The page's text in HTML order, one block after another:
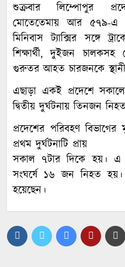
শুক্রবার লিম্পোপুর
মোতেতেমায় আর ৫৭৯-এ
মিনিবাস ট্যাক্সির সঙ্গে
শিক্ষার্থী, দুইজন
গুরুতর আহত চারজনকে
এছাড়া একই প্রদেশে
দ্বিতীয় দুর্ঘটনায় তিনজন
প্রদেশের পরিবহণ বিভাগের
প্রথম দুর্ঘটনাটি প্রায়
সকাল ৭টার দিকে হয়। এ
সংঘর্ষে ১৬ জন নিহত হয়।
হয়েছেন।